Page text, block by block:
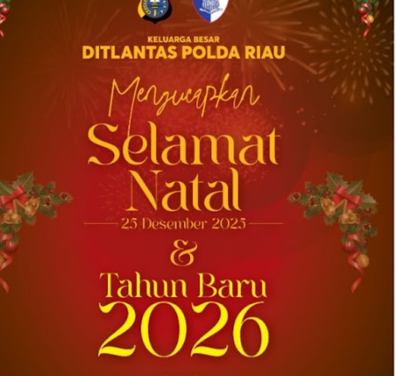
2026-08-01 00:27:35 Univar Solutions LLC
Univar Solutions Mengapresiasi Mitra
Transportasi Terbaik di Ajang Carrier
Awards Tahunan
DOWNERS GROVE, Illinois, Aug. 01, 2026
(GLOBE NEWSWIRE) -- Univar Solutions LLC
(“Univar Solutions” atau “Perusahaan”),
penyedia solusi global terkemuka bagi
pengguna bahan baku dan bahan kimia...
2026-07-31 22:21:10| Source:
Lantronix dan Swarmer Berkolaborasi